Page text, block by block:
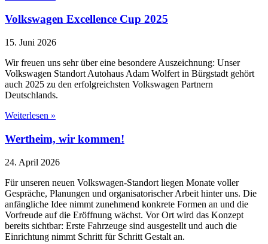
Volkswagen Excellence Cup 2025
15. Juni 2026
Wir freuen uns sehr über eine besondere Auszeichnung: Unser
Volkswagen Standort Autohaus Adam Wolfert in Bürgstadt gehört
auch 2025 zu den erfolgreichsten Volkswagen Partnern
Deutschlands.
Weiterlesen »
Wertheim, wir kommen!
24. April 2026
Für unseren neuen Volkswagen-Standort liegen Monate voller
Gespräche, Planungen und organisatorischer Arbeit hinter uns. Die
anfängliche Idee nimmt zunehmend konkrete Formen an und die
Vorfreude auf die Eröffnung wächst. Vor Ort wird das Konzept
bereits sichtbar: Erste Fahrzeuge sind ausgestellt und auch die
Einrichtung nimmt Schritt für Schritt Gestalt an.